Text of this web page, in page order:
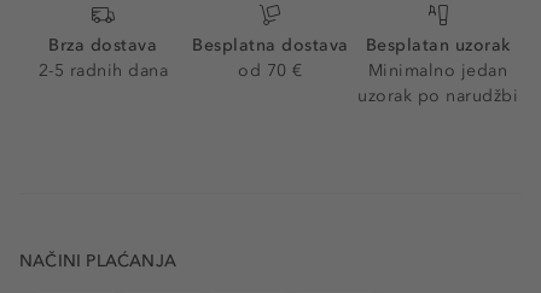
Brza dostava
2-5 radnih dana
Besplatna dostava
od 70 €
Besplatan uzorak
Minimalno jedan
uzorak po narudžbi
NAČINI PLAĆANJA